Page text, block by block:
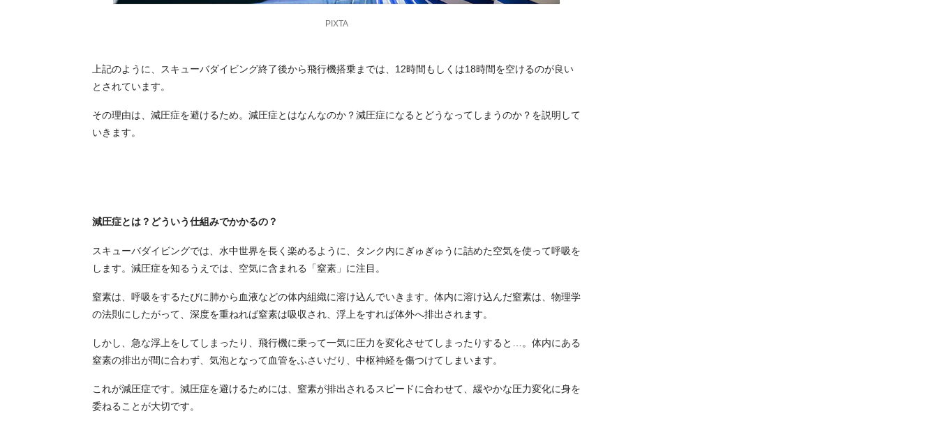
PIXTA
上記のように、スキューバダイビング終了後から飛行機搭乗までは、12時間もしくは18時間を空けるのが良い
とされています。
その理由は、減圧症を避けるため。減圧症とはなんなのか？減圧症になるとどうなってしまうのか？を説明して
いきます。
減圧症とは？どういう仕組みでかかるの？
スキューバダイビングでは、水中世界を長く楽めるように、タンク内にぎゅぎゅうに詰めた空気を使って呼吸を
します。減圧症を知るうえでは、空気に含まれる「窒素」に注目。
窒素は、呼吸をするたびに肺から血液などの体内組織に溶け込んでいきます。体内に溶け込んだ窒素は、物理学
の法則にしたがって、深度を重ねれば窒素は吸収され、浮上をすれば体外へ排出されます。
しかし、急な浮上をしてしまったり、飛行機に乗って一気に圧力を変化させてしまったりすると…。体内にある
窒素の排出が間に合わず、気泡となって血管をふさいだり、中枢神経を傷つけてしまいます。
これが減圧症です。減圧症を避けるためには、窒素が排出されるスピードに合わせて、緩やかな圧力変化に身を
委ねることが大切です。